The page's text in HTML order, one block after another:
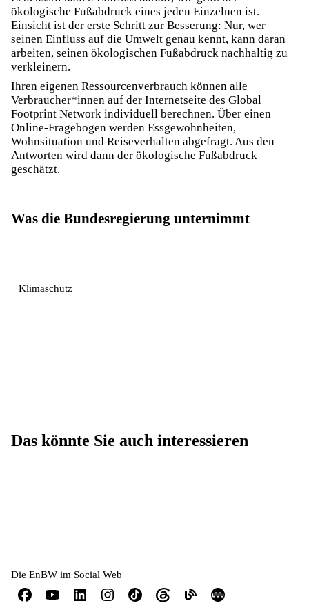
ökologische Fußabdruck eines jeden Einzelnen ist.
Einsicht ist der erste Schritt zur Besserung: Nur, wer
seinen Einfluss auf die Umwelt genau kennt, kann daran
arbeiten, seinen ökologischen Fußabdruck nachhaltig zu
verkleinern.
Ihren eigenen Ressourcenverbrauch können alle
Verbraucher*innen auf der Internetseite des Global
Footprint Network individuell berechnen. Über einen
Online-Fragebogen werden Essgewohnheiten,
Wohnsituation und Reiseverhalten abgefragt. Aus den
Antworten wird dann der ökologische Fußabdruck
geschätzt.
Was die Bundesregierung unternimmt
Klimaschutz
Das könnte Sie auch interessieren
Die EnBW im Social Web